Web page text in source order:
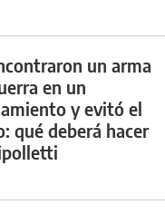
un arma
en un
y evitó el
qué deberá hacer